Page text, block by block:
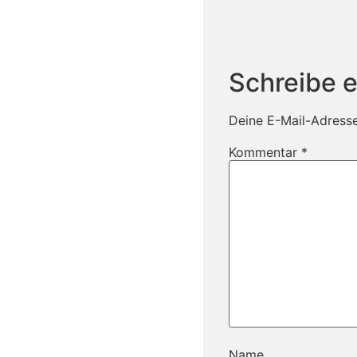
Schreibe
Deine E-Mail-
Kommentar *